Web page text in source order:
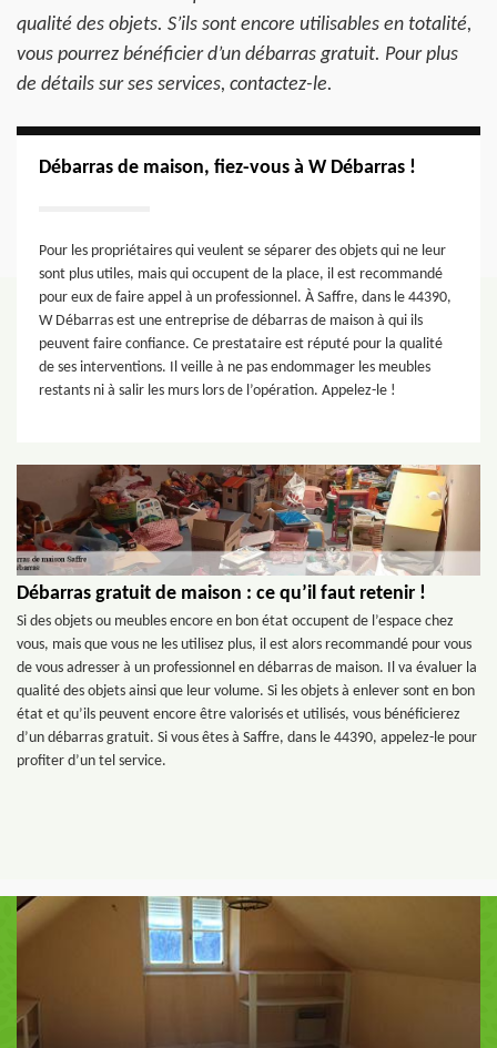
qualité des objets. S’ils sont encore utilisables en totalité,
vous pourrez bénéficier d’un débarras gratuit. Pour plus
de détails sur ses services, contactez-le.
Débarras de maison, fiez-vous à W Débarras !
Pour les propriétaires qui veulent se séparer des objets qui ne leur
sont plus utiles, mais qui occupent de la place, il est recommandé
pour eux de faire appel à un professionnel. À Saffre, dans le 44390,
W Débarras est une entreprise de débarras de maison à qui ils
peuvent faire confiance. Ce prestataire est réputé pour la qualité
de ses interventions. Il veille à ne pas endommager les meubles
restants ni à salir les murs lors de l’opération. Appelez-le !
Débarras gratuit de maison : ce qu’il faut retenir !
Si des objets ou meubles encore en bon état occupent de l’espace chez
vous, mais que vous ne les utilisez plus, il est alors recommandé pour vous
de vous adresser à un professionnel en débarras de maison. Il va évaluer la
qualité des objets ainsi que leur volume. Si les objets à enlever sont en bon
état et qu’ils peuvent encore être valorisés et utilisés, vous bénéficierez
d’un débarras gratuit. Si vous êtes à Saffre, dans le 44390, appelez-le pour
profiter d’un tel service.